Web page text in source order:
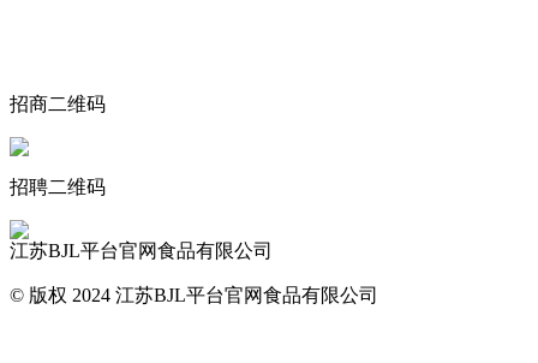
招商二维码
招聘二维码
江苏BJL平台官网食品有限公司
© 版权 2024 江苏BJL平台官网食品有限公司